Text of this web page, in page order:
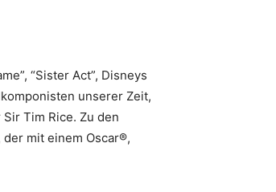
“Sister Act”, Disneys
unserer Zeit,
Tim Rice. Zu den
mit einem Oscar®,